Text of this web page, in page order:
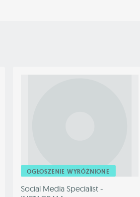
OGŁOSZENIE WYRÓŻNIONE
Social Media Specialist -